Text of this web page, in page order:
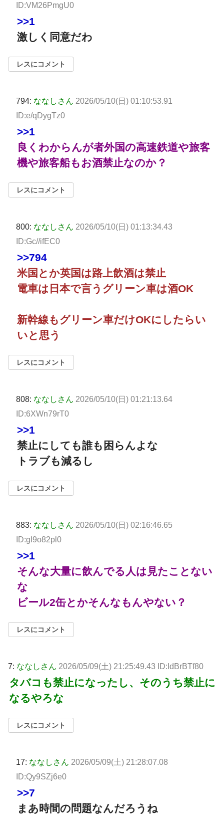
ID:VM26PmgU0
>>1
激しく同意だわ
レスにコメント
794: ななしさん 2026/05/10(日) 01:10:53.91
ID:e/qDygTz0
>>1
良くわからんが者外国の高速鉄道や旅客
機や旅客船もお酒禁止なのか？
レスにコメント
800: ななしさん 2026/05/10(日) 01:13:34.43
ID:Gc//ifEC0
>>794
米国とか英国は路上飲酒は禁止
電車は日本で言うグリーン車は酒OK
新幹線もグリーン車だけOKにしたらい
いと思う
レスにコメント
808: ななしさん 2026/05/10(日) 01:21:13.64
ID:6XWn79rT0
>>1
禁止にしても誰も困らんよな
トラブも減るし
レスにコメント
883: ななしさん 2026/05/10(日) 02:16:46.65
ID:gI9o82pl0
>>1
そんな大量に飲んでる人は見たことない
な
ビール2缶とかそんなもんやない？
レスにコメント
7: ななしさん 2026/05/09(土) 21:25:49.43 ID:IdBrBTf80
タバコも禁止になったし、そのうち禁止に
なるやろな
レスにコメント
17: ななしさん 2026/05/09(土) 21:28:07.08
ID:Qy9SZj6e0
>>7
まあ時間の問題なんだろうね